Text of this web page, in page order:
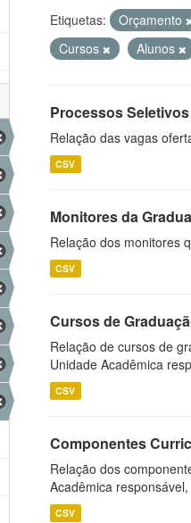
Etiquetas: Orçamento
Cursos
Alunos
Processos Seletivos
Relação das vagas
CSV
Monitores da
Relação dos monitores
CSV
Cursos de
Relação de cursos de
Unidade Acadêmica
CSV
Componentes
Relação dos
Acadêmica
CSV